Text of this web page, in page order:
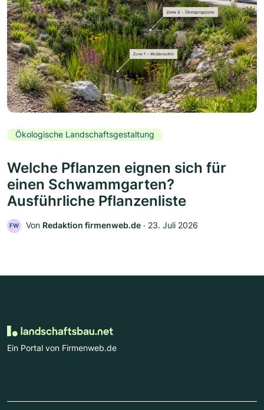
Ökologische Landschaftsgestaltung
Welche Pflanzen eignen sich für
einen Schwammgarten?
Ausführliche Pflanzenliste
FW Von Redaktion firmenweb.de ‧ 23. Juli 2026
Ein Portal von Firmenweb.de